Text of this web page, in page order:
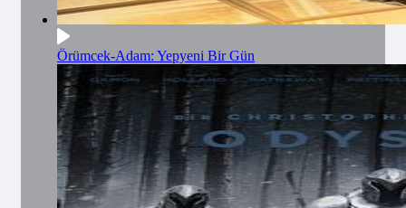
Örümcek-Adam: Yepyeni Bir Gün